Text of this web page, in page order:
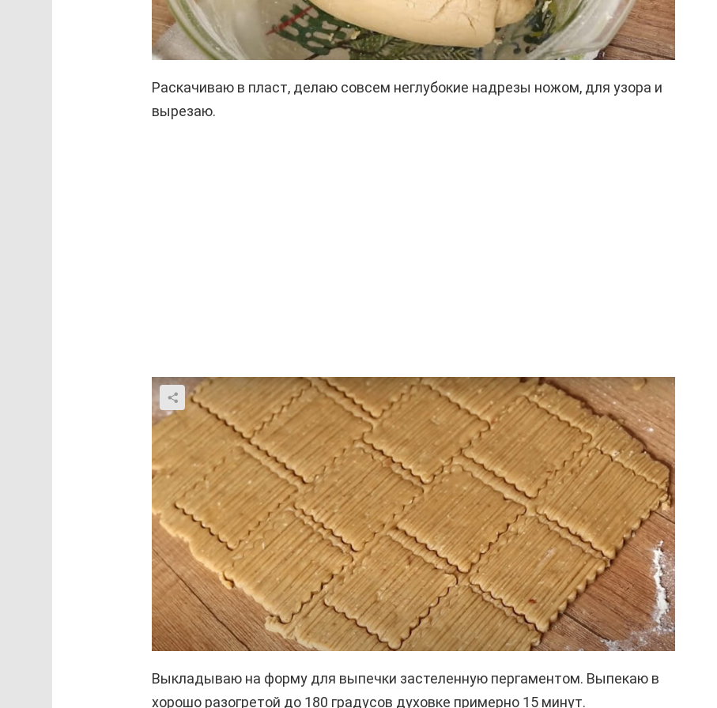
Раскачиваю в пласт, делаю совсем неглубокие надрезы ножом, для узора и
вырезаю.
Выкладываю на форму для выпечки застеленную пергаментом. Выпекаю в
хорошо разогретой до 180 градусов духовке примерно 15 минут.